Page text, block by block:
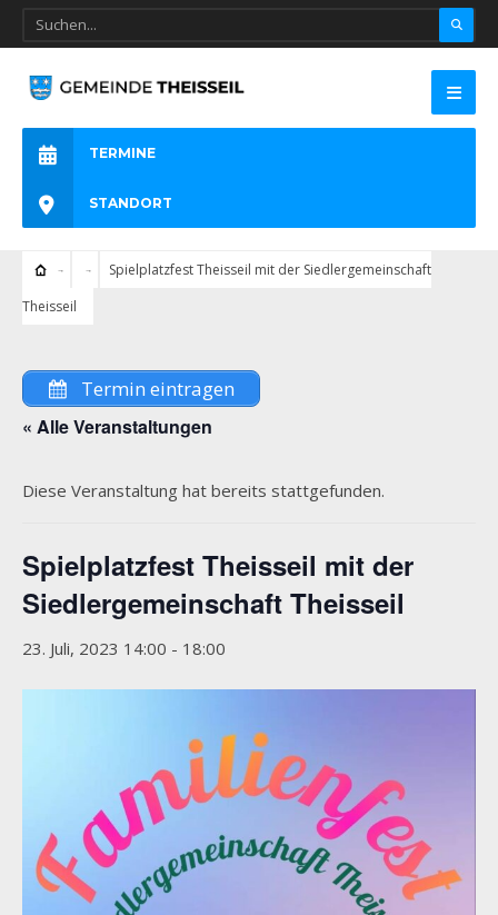
TERMINE
STANDORT
Spielplatzfest Theisseil mit der Siedlergemeinschaft
Theisseil
Termin eintragen
« Alle Veranstaltungen
Diese Veranstaltung hat bereits stattgefunden.
Spielplatzfest Theisseil mit der
Siedlergemeinschaft Theisseil
23. Juli, 2023 14:00 - 18:00